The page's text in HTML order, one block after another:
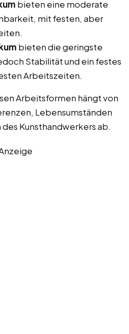
bieten eine moderate
mit festen, aber
bieten die geringste
Stabilität und ein festes
Arbeitszeiten.
Arbeitsformen hängt von
Lebensumständen
Kunsthandwerkers ab.